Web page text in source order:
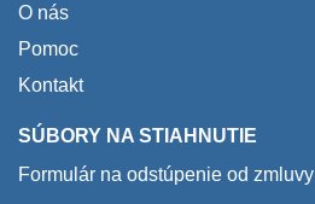
O nás
Pomoc
Kontakt
SÚBORY NA STIAHNUTIE
Formulár na odstúpenie od zmluvy